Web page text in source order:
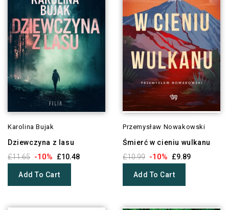
Karolina Bujak
Dziewczyna z lasu
£11.65 -10% £10.48
Add To Cart
Przemysław Nowakowski
Śmierć w cieniu wulkanu
£10.99 -10% £9.89
Add To Cart